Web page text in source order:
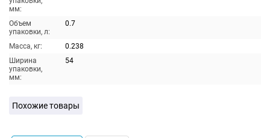
мм:
Объем
упаковки, л:
0.7
Масса, кг:
0.238
Ширина
упаковки,
мм:
54
Похожие товары